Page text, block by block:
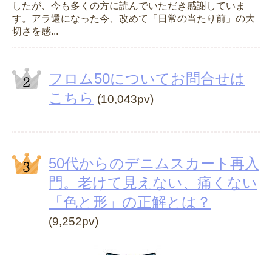
したが、今も多くの方に読んでいただき感謝していま
す。アラ還になった今、改めて「日常の当たり前」の大
切さを感...
フロム50についてお問合せは
こちら (10,043pv)
50代からのデニムスカート再入
門。老けて見えない、痛くない
「色と形」の正解とは？
(9,252pv)